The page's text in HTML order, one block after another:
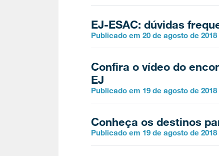
EJ-ESAC: dúvidas
Publicado em 20 de agosto de 2018
Confira o vídeo do
EJ
Publicado em 19 de agosto de 2018
Conheça os destinos
Publicado em 19 de agosto de 2018